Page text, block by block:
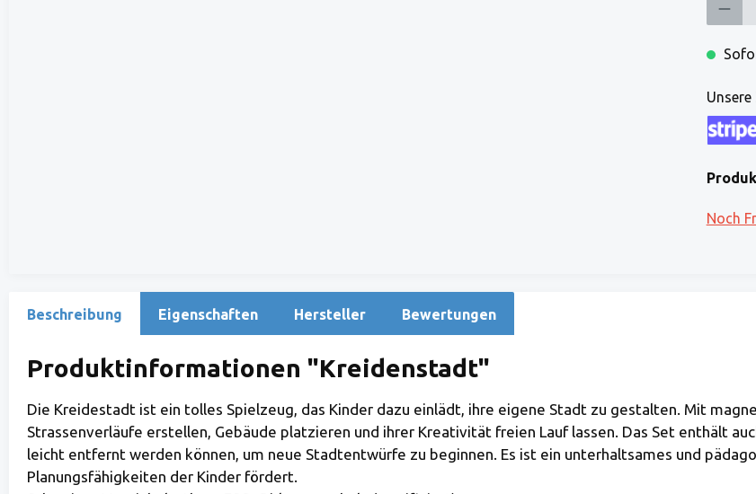
Noch
Beschreibung Eigenschaften Hersteller Bewertungen
Produktinformationen "Kreidenstadt"
Die Kreidestadt ist ein tolles Spielzeug, das Kinder dazu einlädt, ihre eigene Stadt zu gestalten. Mit
Strassenverläufe erstellen, Gebäude platzieren und ihrer Kreativität freien Lauf lassen. Das Set enthält
leicht entfernt werden können, um neue Stadtentwürfe zu beginnen. Es ist ein unterhaltsames und
Planungsfähigkeiten der Kinder fördert.